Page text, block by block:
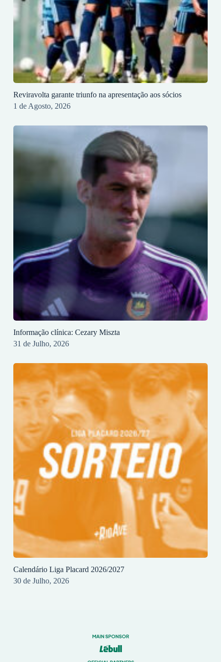
Reviravolta garante triunfo na apresentação aos sócios
1 de Agosto, 2026
Informação clínica: Cezary Miszta
31 de Julho, 2026
Calendário Liga Placard 2026/2027
30 de Julho, 2026